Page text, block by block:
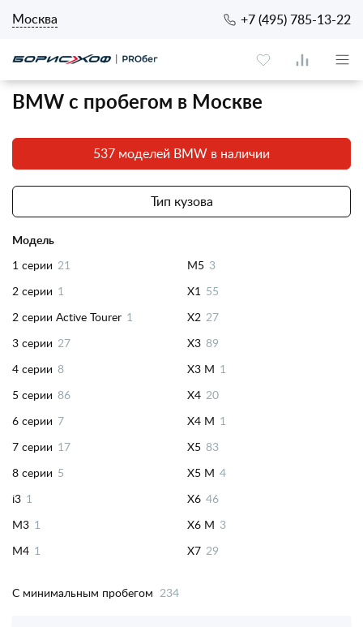
Москва +7 (495) 785-13-22
BMW с пробегом в Москве
537 моделей BMW в наличии
Тип кузова
Модель
1 серии 21
2 серии 1
2 серии Active Tourer 1
3 серии 27
4 серии 8
5 серии 86
6 серии 7
7 серии 17
8 серии 5
i3 1
M3 1
M4 1
M5 3
X1 55
X2 27
X3 89
X3 M 1
X4 20
X4 M 1
X5 83
X5 M 4
X6 46
X6 M 3
X7 29
C минимальным пробегом 234